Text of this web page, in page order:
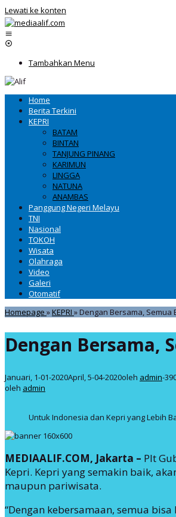
Lewati ke konten
Tambahkan Menu
Home
Berita Terkini
KEPRI
BATAM
BINTAN
TANJUNG PINANG
KARIMUN
LINGGA
NATUNA
ANAMBAS
Panggung Negeri Melayu
TNI
Nasional
TOKOH
Wisata
Olahraga
Video
Galeri
Otomatif
Homepage »KEPRI »Dengan Bersama, Semua
Dengan Bersama,
Januari, 1-01-2020April, 5-04-2020oleh admin-
oleh admin
Untuk Indonesia dan Kepri yang Lebih
MEDIAALIF.COM, Jakarta – Plt
Kepri. Kepri yang semakin baik,
maupun pariwisata.
“Dengan kebersamaan, semua